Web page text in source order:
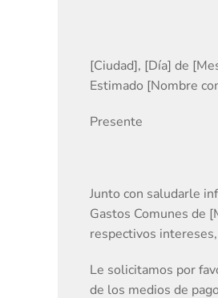
[Ciudad], [Día] de
Estimado [Nombre
Presente
Junto con saludarle
Gastos Comunes de
respectivos
Le solicitamos por
de los medios de